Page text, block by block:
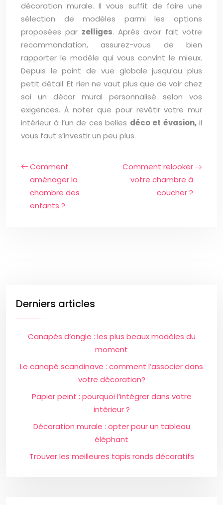
décoration murale. Il vous suffit de faire une
sélection de modèles parmi les options
proposées par zelliges. Après avoir fait votre
recommandation, assurez-vous de bien
rapporter le modèle qui vous convint le mieux.
Depuis le point de vue globale jusqu’au plus
petit détail. Et rien ne vaut plus que de voir chez
soi un décor mural personnalisé selon vos
exigences. À noter que pour revêtir votre mur
intérieur à l’un de ces belles déco et évasion,il
vous faut s’investir un peu plus.
Comment
aménager la
chambre des
enfants ?
Comment relooker
votre chambre à
coucher ?
Derniers articles
Canapés d’angle : les plus beaux modèles du
moment
Le canapé scandinave : comment l’associer dans
votre décoration?
Papier peint : pourquoi l’intégrer dans votre
intérieur ?
Décoration murale : opter pour un tableau
éléphant
Trouver les meilleures tapis ronds décoratifs